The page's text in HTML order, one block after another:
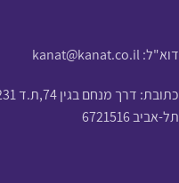
דוא"ל:kanat@kanat.co.il
כתובת: דרך מנחם בגין 74,ת.ד 51231
תל-אביב 6721516